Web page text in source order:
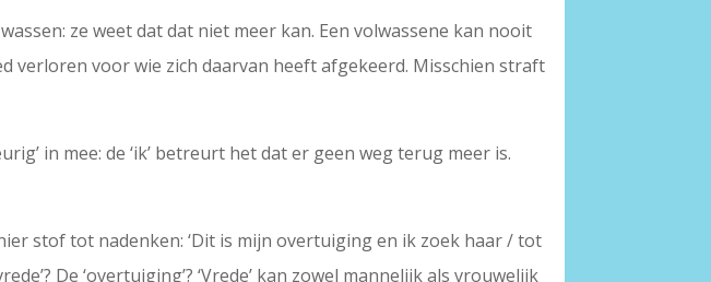
ze weet dat dat niet meer kan. Een volwassene kan nooit
verloren voor wie zich daarvan heeft afgekeerd. Misschien straft
in mee: de ‘ik’ betreurt het dat er geen weg terug meer is.
stof tot nadenken: ‘Dit is mijn overtuiging en ik zoek haar / tot
De ‘overtuiging’? ‘Vrede’ kan zowel mannelijk als vrouwelijk